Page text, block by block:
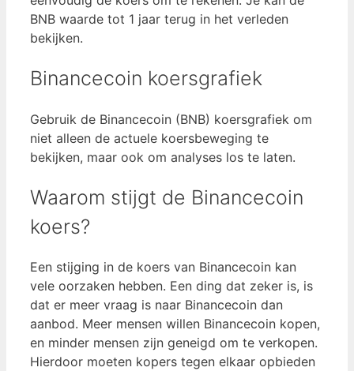
BNB waarde tot 1 jaar terug in het verleden
bekijken.
Binancecoin koersgrafiek
Gebruik de Binancecoin (BNB) koersgrafiek om
niet alleen de actuele koersbeweging te
bekijken, maar ook om analyses los te laten.
Waarom stijgt de Binancecoin
koers?
Een stijging in de koers van Binancecoin kan
vele oorzaken hebben. Een ding dat zeker is, is
dat er meer vraag is naar Binancecoin dan
aanbod. Meer mensen willen Binancecoin kopen,
en minder mensen zijn geneigd om te verkopen.
Hierdoor moeten kopers tegen elkaar opbieden